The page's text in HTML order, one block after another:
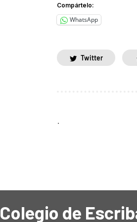
Compártelo:
WhatsApp
Twitter
.
Colegio de